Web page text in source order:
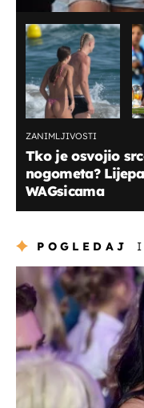
ZANIMLJIVOSTI
Tko je osvojio
nogometa?
WAGsicama
POGLEDAJ